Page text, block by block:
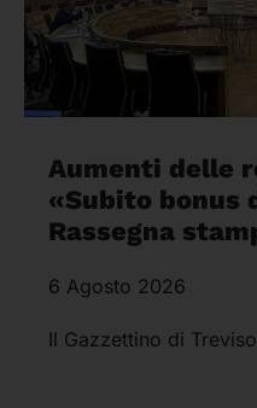
Aumenti delle
«Subito bonus
Rassegna
6 Agosto 2026
Il Gazzettino di